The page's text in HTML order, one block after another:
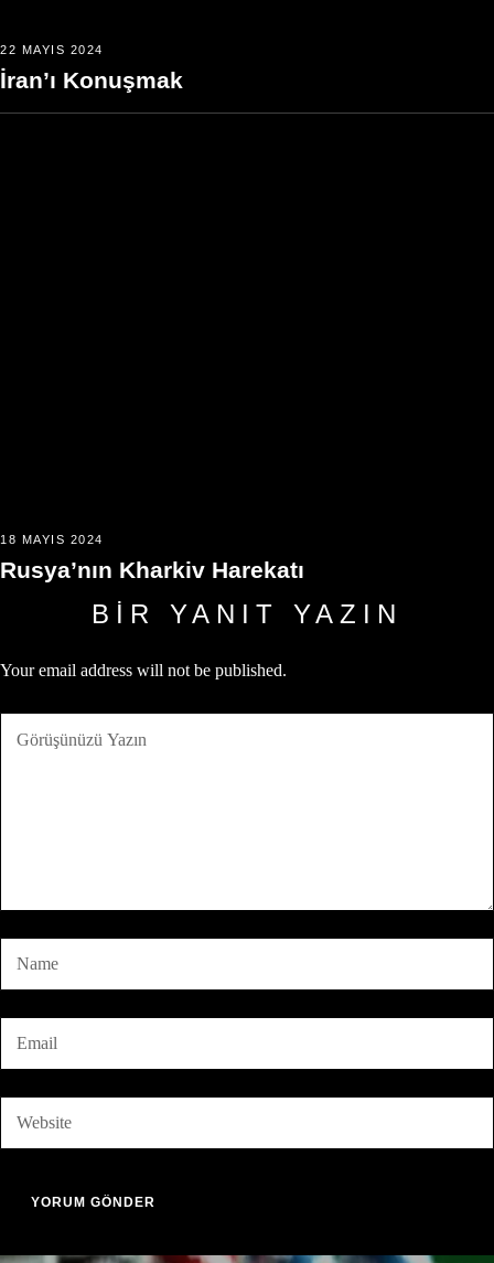
22 MAYIS 2024
İran’ı Konuşmak
18 MAYIS 2024
Rusya’nın Kharkiv Harekatı
BIR YANIT YAZIN
Your email address will not be published.